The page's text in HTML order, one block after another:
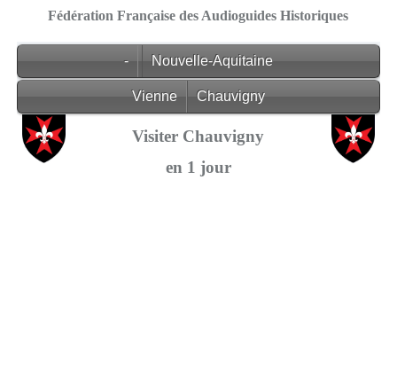
Fédération Française des Audioguides Historiques
- Nouvelle-Aquitaine
Vienne Chauvigny
Visiter Chauvigny
en 1 jour